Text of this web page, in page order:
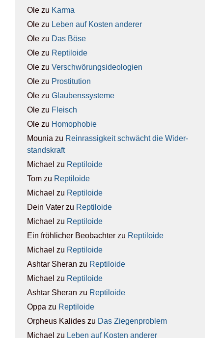
Ole zu Kar­ma
Ole zu Leben auf Kos­ten ande­rer
Ole zu Das Böse
Ole zu Rep­ti­lo­ide
Ole zu Ver­schwö­rungs­ideo­lo­gien
Ole zu Pro­sti­tu­ti­on
Ole zu Glau­bens­sys­te­me
Ole zu Fleisch
Ole zu Homo­pho­bie
Mounia zu Rein­ras­sig­keit schwächt die Wider­
stands­kraft
Michael zu Rep­ti­lo­ide
Tom zu Rep­ti­lo­ide
Michael zu Rep­ti­lo­ide
Dein Vater zu Rep­ti­lo­ide
Michael zu Rep­ti­lo­ide
Ein fröhlicher Beobachter zu Rep­ti­lo­ide
Michael zu Rep­ti­lo­ide
Ashtar Sheran zu Rep­ti­lo­ide
Michael zu Rep­ti­lo­ide
Ashtar Sheran zu Rep­ti­lo­ide
Oppa zu Rep­ti­lo­ide
Orpheus Kalides zu Das Zie­gen­pro­blem
Michael zu Leben auf Kos­ten ande­rer